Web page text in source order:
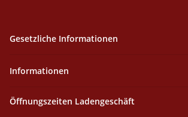
Gesetzliche Informationen
Informationen
Öffnungszeiten Ladengeschäft